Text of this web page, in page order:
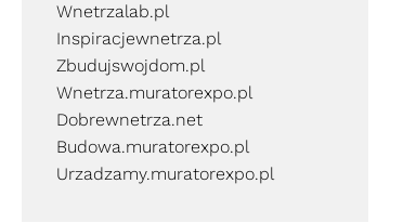
Wnetrzalab.pl
Inspiracjewnetrza.pl
Zbudujswojdom.pl
Wnetrza.muratorexpo.pl
Dobrewnetrza.net
Budowa.muratorexpo.pl
Urzadzamy.muratorexpo.pl